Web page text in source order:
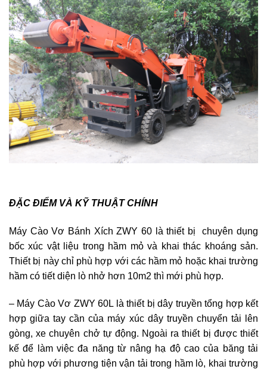
ĐẶC ĐIỂM VÀ KỸ THUẬT CHÍNH
Máy Cào Vơ Bánh Xích ZWY 60 là thiết bị chuyên dụng
bốc xúc vật liệu trong hầm mỏ và khai thác khoáng sản.
Thiết bị này chỉ phù hợp với các hầm mỏ hoặc khai trường
hầm có tiết diện lò nhở hơn 10m2 thì mới phù hợp.
– Máy Cào Vơ ZWY 60L là thiết bị dây truyền tổng hợp kết
hợp giữa tay cần của máy xúc dây truyền chuyển tải lên
gòng, xe chuyên chở tự động. Ngoài ra thiết bị được thiết
kế để làm việc đa năng từ nâng hạ độ cao của băng tải
phù hợp với phương tiện vận tải trong hầm lò, khai trường